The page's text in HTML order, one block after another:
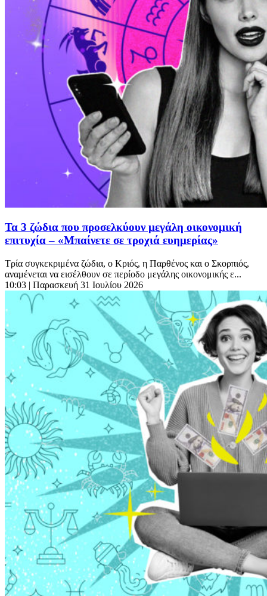
Τα 3 ζώδια που προσελκύουν μεγάλη οικονομική
επιτυχία – «Μπαίνετε σε τροχιά ευημερίας»
Τρία συγκεκριμένα ζώδια, ο Κριός, η Παρθένος και ο Σκορπιός,
αναμένεται να εισέλθουν σε περίοδο μεγάλης οικονομικής ε...
10:03 | Παρασκευή 31 Ιουλίου 2026